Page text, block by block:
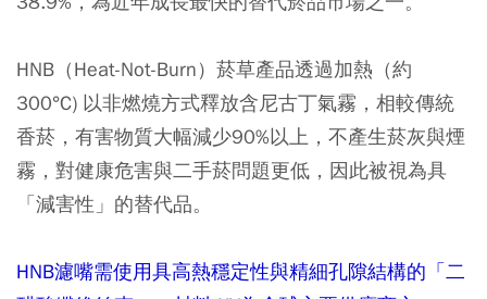
HNB（Heat-Not-Burn）菸草產品透過加熱（約
300°C) 以非燃燒方式釋放含尼古丁氣霧，相較傳統
香菸，有害物質大幅減少90%以上，不產生菸灰與煙
霧，對健康危害與二手菸問題更低，因此被視為具
「減害性」的替代品。
HNB濾嘴需使用具高熱穩定性與精細孔隙結構的「二